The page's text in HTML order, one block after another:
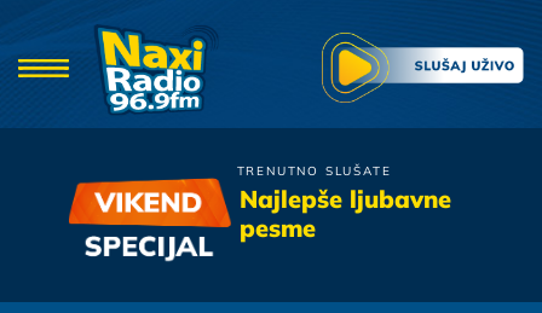
TRENUTNO SLUŠATE
Najlepše ljubavne
pesme
Trio Passage
Posle Devet Godina